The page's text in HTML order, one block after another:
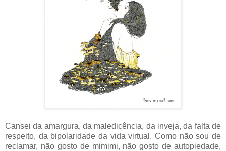
Cansei da amargura, da maledicência, da inveja, da falta de
respeito, da bipolaridade da vida virtual. Como não sou de
reclamar, não gosto de mimimi, não gosto de autopiedade,